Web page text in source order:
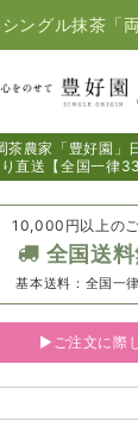
ングル抹茶「
茶農家「豊好園」
直送【全国一律
10,000円以上の
全国送
基本送料：全国一
▶ご注文に際